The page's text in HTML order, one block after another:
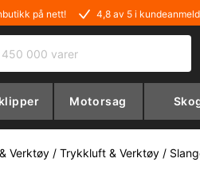
på nett! 4,8 av 5 i
Motorsag
Verktøy / Trykkluft & Verktøy /